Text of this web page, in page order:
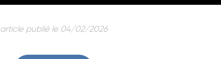
article publié le 04/02/2026